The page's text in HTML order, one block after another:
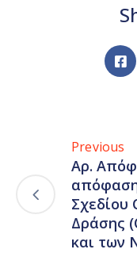
Previous
Αρ.
Σχεδίου
Δράσης
και των